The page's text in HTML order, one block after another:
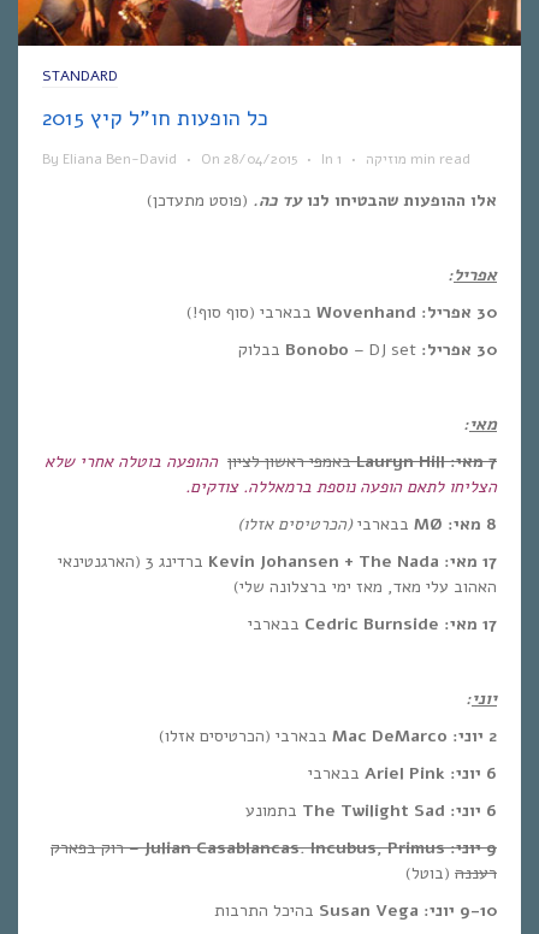
STANDARD
כל הופעות חו”ל קיץ 2015
By Eliana Ben-David • On 28/04/2015 • In מוזיקה • 1 min read
אלו ההופעות שהבטיחו לנועד כה. (פוסט מתעדכן)
אפריל:
30 אפריל:
Wovenhand בבארבי (סוף סוף!)
30 אפריל:
Bonobo – DJ set בבלוק
מאי:
7 מאי:
Lauryn Hillבאמפי ראשון לציון ההופעה בוטלה אחרי שלא
הצליחו לתאם הופעה נוספת ברמאללה. צודקים.
8 מאי: MØ
בבארבי(הכרטיסים אזלו)
17 מאי:
Kevin Johansen + The Nada
ברדינג 3 (הארגנטינאי
האהוב עלי מאד, מאז ימי ברצלונה שלי)
17 מאי:
Cedric Burnside בבארבי
יוני:
2 יוני:
Mac DeMarco בבארבי (הכרטיסים אזלו)
6 יוני:
Ariel Pink בבארבי
6 יוני:
The Twilight Sad בתמונע
9 יוני:
Julian Casablancas.Incubus, Primus
– רוק בפארק
רעננה (בוטל)
9-10 יוני: Susan Vega​
בהיכל התרבות